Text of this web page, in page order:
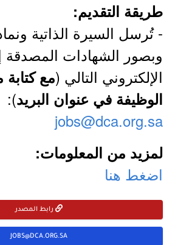
طريقة التقديم:
- تُرسل السيرة الذاتية
وبصور الشهادات المصدقة
الإلكتروني التالي (مع
الوظيفة في عنوان البريد):
jobs@dca.org.sa
لمزيد من المعلومات:
اضغط هنا
رابط المصدر
JOBS@DCA.ORG.SA